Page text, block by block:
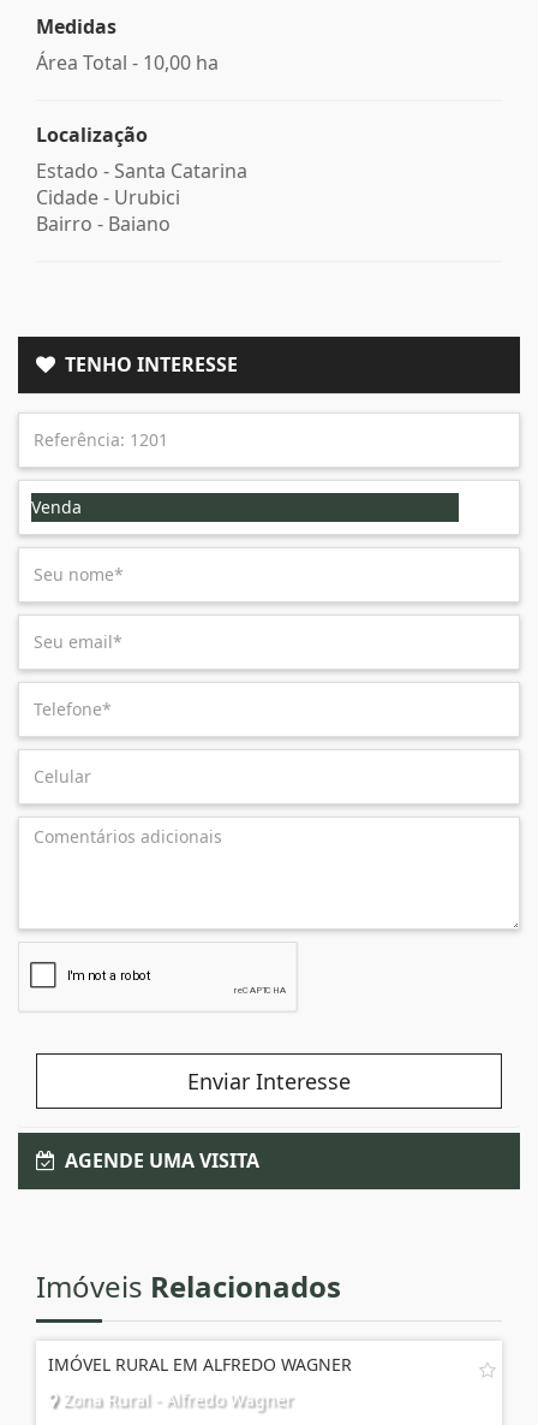
Medidas
Área Total - 10,00 ha
Localização
Estado - Santa Catarina
Cidade - Urubici
Bairro - Baiano
TENHO INTERESSE
Venda
Enviar Interesse
AGENDE UMA VISITA
Imóveis Relacionados
IMÓVEL RURAL EM ALFREDO WAGNER
Zona Rural - Alfredo Wagner